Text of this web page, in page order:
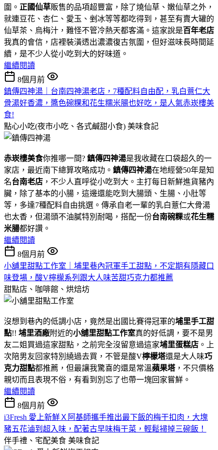
圍。 正國仙草販售的品項超豐富，除了燒仙草、嫩仙草之外，
就連豆花、杏仁、愛玉、剉冰等等都吃得到，甚至有賣大罐的
仙草茶、烏梅汁，難怪不管冷熱天都客滿。這家說是百年老店
我真的會信，店裡裝潢透出濃濃復古氛圍，但好滋味長時間延
續，是不少人從小吃到大的好味道。
繼續閱讀
8個月前
鎮傳四神湯｜台南四神湯老店，7種配料自由配，乳白薏仁大
骨湯好香濃，醬色碗粿和花生糯米腸也好吃，是人氣赤崁樓美
食!
點心小吃(夜市小吃、各式鹹甜小食) 美味食記
赤崁樓美食你推哪一間? 鎮傳四神湯是我收藏在口袋超久的一
家店，最近南下總算攻略成功。 鎮傳四神湯在地經營50年是知
名台南老店 ，不少人直呼從小吃到大。主打每日新鮮進貨豬內
臟，除了基本的小腸，這邊還能吃到大腸頭、生腸、小肚等
等，多達7種配料自由挑選。傳承自老一輩的乳白薏仁大骨湯
也太香，但湯頭不油膩特別耐喝，搭配一份台南碗粿或花生糯
米腸都好讚。
繼續閱讀
8個月前
小舖里甜點工作室｜埔里巷內冠軍手工甜點，不定期有隱藏口
味登場，酸V檸檬系列跟大人味苦甜巧克力都推薦
甜點店、咖啡館、烘焙坊
沒想到巷內的低調小店，竟然是出國比賽得冠軍的埔里手工甜
點!! 埔里酒廠附近的小舖里甜點工作室真的好低調，要不是男
友二姐買過這家甜點，之前完全沒留意過這家埔里蛋糕店 。上
次陪男友回家特別繞過去買，不管是酸V檸檬塔還是大人味巧
克力甜點都推薦，但最讓我驚喜的還是常溫蘋果塔 ，不只價格
親切而且表現不俗，有看到別忘了也帶一塊回家嘗鮮。
繼續閱讀
8個月前
i3Fresh 愛上新鮮Ｘ阿基師攜手推出最下飯的梅干扣肉，大塊
豬五花滷到超入味，配著古早味梅干菜，輕鬆掃掉三碗飯！
伴手禮、宅配美食 美味食記